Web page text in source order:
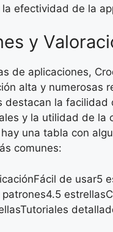
efectividad de la
y
de aplicaciones,
alta y numerosas
destacan la facilidad
y la utilidad de la
una tabla con
comunes:
de usar5